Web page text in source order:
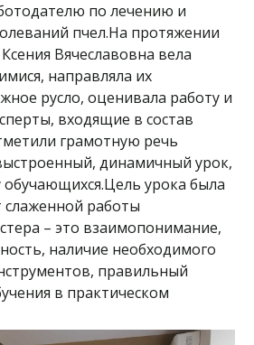
по лечению и
пчел.На протяжении
Вячеславовна вела
направляла их
русло, оценивала работу и
входящие в состав
грамотную речь
динамичный урок,
урока была
слаженной работы
– это взаимопонимание,
наличие необходимого
правильный
в практическом